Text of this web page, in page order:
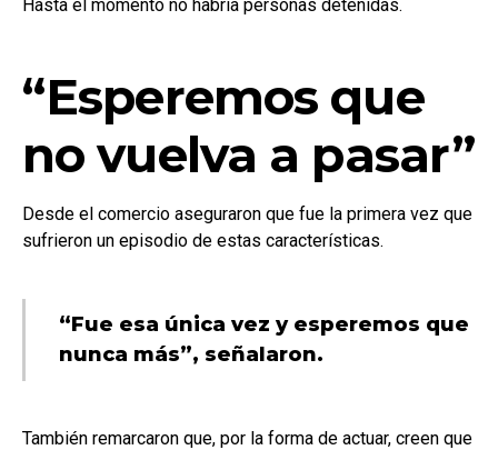
Hasta el momento no habría personas detenidas.
“Esperemos que
no vuelva a pasar”
Desde el comercio aseguraron que fue la primera vez que
sufrieron un episodio de estas características.
“Fue esa única vez y esperemos que
nunca más”, señalaron.
También remarcaron que, por la forma de actuar, creen que